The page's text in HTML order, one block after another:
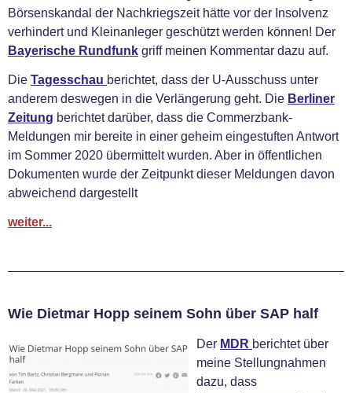
Börsenskandal der Nachkriegszeit hätte vor der Insolvenz
verhindert und Kleinanleger geschützt werden können! Der
Bayerische Rundfunk griff meinen Kommentar dazu auf.
Die Tagesschau berichtet, dass der U-Ausschuss unter
anderem deswegen in die Verlängerung geht. Die Berliner
Zeitung berichtet darüber, dass die Commerzbank-
Meldungen mir bereite in einer geheim eingestuften Antwort
im Sommer 2020 übermittelt wurden. Aber in öffentlichen
Dokumenten wurde der Zeitpunkt dieser Meldungen davon
abweichend dargestellt
weiter...
Wie Dietmar Hopp seinem Sohn über SAP half
Der MDR berichtet über
meine Stellungnahmen
dazu, dass